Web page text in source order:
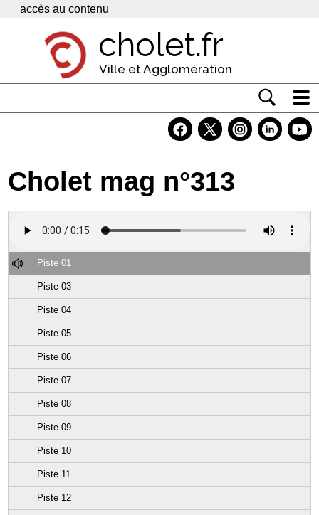
Panneau de gestion des cookies
accès au contenu
cholet.fr
Ville et Agglomération
Economie
Services
Cholet mag n°313
Piste 01
Piste 03
Piste 04
Piste 05
Piste 06
Piste 07
Piste 08
Piste 09
Piste 10
Piste 11
Piste 12